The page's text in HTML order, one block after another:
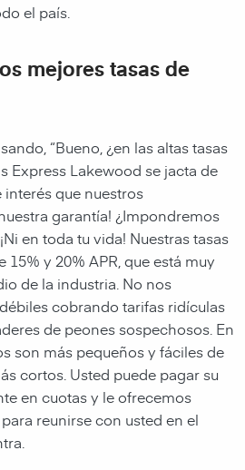
el país.
mejores tasas de
“Bueno, ¿en las altas tasas
Express Lakewood se jacta de
que nuestros
garantía! ¿Impondremos
en toda tu vida! Nuestras tasas
y 20% APR, que está muy
de la industria. No nos
cobrando tarifas ridículas
de peones sospechosos. En
son más pequeños y fáciles de
cortos. Usted puede pagar su
en cuotas y le ofrecemos
reunirse con usted en el